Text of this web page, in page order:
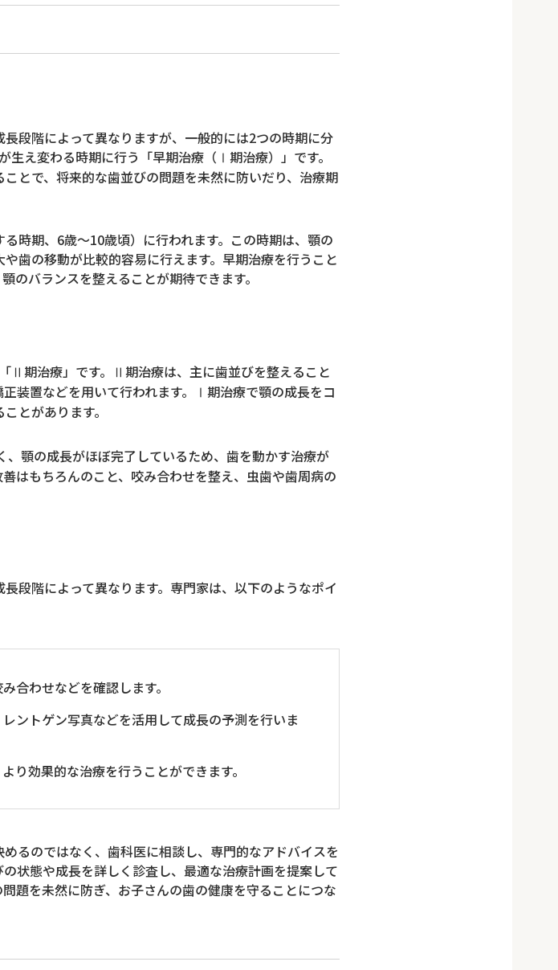
段階によって異なりますが、一般的には2つの時期に分
え変わる時期に行う「早期治療（Ⅰ期治療）」です。
とで、将来的な歯並びの問題を未然に防いだり、治療期
時期、6歳～10歳頃）に行われます。この時期は、顎の
歯の移動が比較的容易に行えます。早期治療を行うこと
のバランスを整えることが期待できます。
Ⅱ期治療」です。Ⅱ期治療は、主に歯並びを整えること
装置などを用いて行われます。Ⅰ期治療で顎の成長をコ
とがあります。
顎の成長がほぼ完了しているため、歯を動かす治療が
はもちろんのこと、咬み合わせを整え、虫歯や歯周病の
段階によって異なります。専門家は、以下のようなポイ
合わせなどを確認します。
ントゲン写真などを活用して成長の予測を行いま
り効果的な治療を行うことができます。
るのではなく、歯科医に相談し、専門的なアドバイスを
状態や成長を詳しく診査し、最適な治療計画を提案して
題を未然に防ぎ、お子さんの歯の健康を守ることにつな